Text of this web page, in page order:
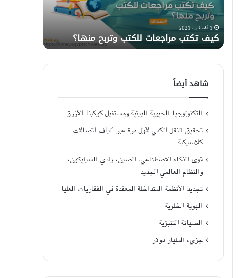
منها؟
1 أغسطس، 2021
كيف تكتب مراجعات للكتب وتربح منها؟
خرافة؟
شاهد أيضاً
التكنولوجيا الحيوية البيئية ومستقبل كوكبنا الأزرق
تحقيق النقل الكمي لأول مرة عبر ألياف اتصالات
كلاسيكية
قوى الذكاء الاصطناعي: الصين، وادي السيليكون،
والنظام العالمي الجديد
تجديد الأنظمة المتداخلة المعقدة في الفقاريات العليا
الهوية الخلوية
الصيانة التنبؤية
جزيء المليار دولار